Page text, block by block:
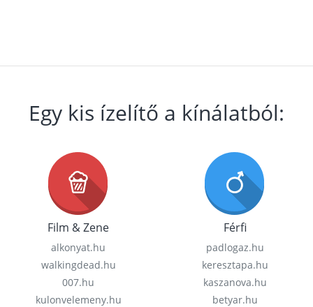
Egy kis ízelítő a kínálatból:
Film & Zene
alkonyat.hu
walkingdead.hu
007.hu
kulonvelemeny.hu
Férfi
padlogaz.hu
keresztapa.hu
kaszanova.hu
betyar.hu